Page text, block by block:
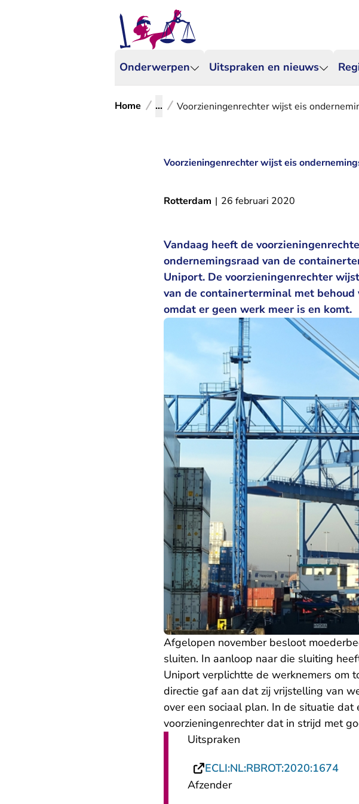
Onderwerpen Uitspraken en nieuws
Home ... Voorzieningenrechter wijst eis
Voorzieningenrechter wijst eis
Rotterdam | 26 februari 2020
Vandaag heeft de
ondernemingsraad van de
Uniport. De voorzieningenrechter
van de containerterminal met
omdat er geen werk meer is en komt.
Afgelopen november besloot
sluiten. In aanloop naar die sluiting
Uniport verplichtte de werknemers om
directie gaf aan dat zij vrijstelling van
over een sociaal plan. In de situatie
voorzieningenrechter dat in strijd met
Uitspraken
ECLI:NL:RBROT:2020:1674- U
Afzender